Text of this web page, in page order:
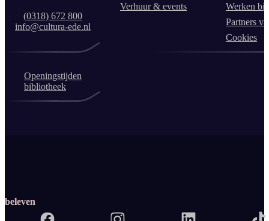
(0318) 672 800
info@cultura-ede.nl
Verhuur & events
Werken
Partners
Cookies
Openingstijden
bibliotheek
beleven